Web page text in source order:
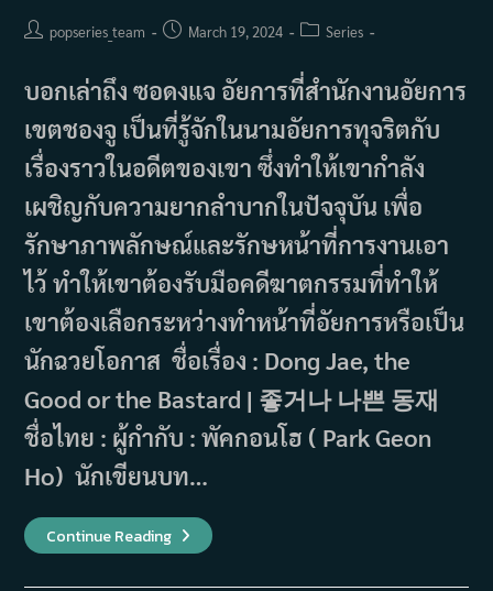
Postpopseries_team
PostMarch 19, 2024
PostSeries
บอกเล่าถึง ซอดงแจ อัยการที่สำนักงานอัยการ
เขตชองจู เป็นที่รู้จักในนามอัยการทุจริตกับ
เรื่องราวในอดีตของเขา ซึ่งทำให้เขากำลัง
เผชิญกับความยากลำบากในปัจจุบัน เพื่อ
รักษาภาพลักษณ์และรักษหน้าที่การงานเอา
ไว้ ทำให้เขาต้องรับมือคดีฆาตกรรมที่ทำให้
เขาต้องเลือกระหว่างทำหน้าที่อัยการหรือเป็น
นักฉวยโอกาส ชื่อเรื่อง : Dong Jae, the
Good or the Bastard | 좋거나 나쁜 동재
ชื่อไทย : ผู้กำกับ : พัคกอนโฮ ( Park Geon
Ho) นักเขียนบท…
Continue ReadingDong
Jae,